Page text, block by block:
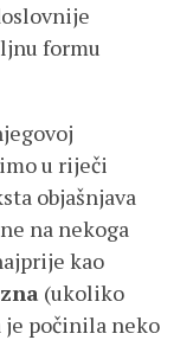
formu
u riječi
objašnjava
na nekoga
kao
(ukoliko
je počinila neko